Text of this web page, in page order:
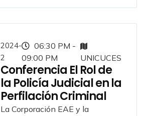
2024-
2
06:30 PM -
09:00 PM
UNICUCES
Conferencia El Rol de
la Policía Judicial en la
Perfilación Criminal
La Corporación EAE y la